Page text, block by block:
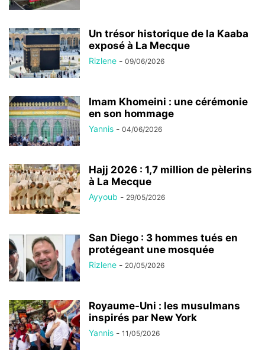
Un trésor historique de la Kaaba
exposé à La Mecque
Rizlene - 09/06/2026
Imam Khomeini : une cérémonie
en son hommage
Yannis - 04/06/2026
Hajj 2026 : 1,7 million de pèlerins
à La Mecque
Ayyoub - 29/05/2026
San Diego : 3 hommes tués en
protégeant une mosquée
Rizlene - 20/05/2026
Royaume-Uni : les musulmans
inspirés par New York
Yannis - 11/05/2026